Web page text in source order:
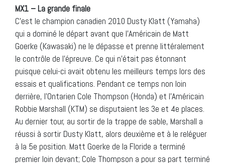
MX1 – La grande finale
C’est le champion canadien 2010 Dusty Klatt (Yamaha)
qui a dominé le départ avant que l’Américain de Matt
Goerke (Kawasaki) ne le dépasse et prenne littéralement
le contrôle de l’épreuve. Ce qui n’était pas étonnant
puisque celui-ci avait obtenu les meilleurs temps lors des
essais et qualifications. Pendant ce temps non loin
derrière, l’Ontarien Cole Thompson (Honda) et l’Américain
Robbie Marshall (KTM) se disputaient les 3e et 4e places.
Au dernier tour, au sortir de la trappe de sable, Marshall a
réussi à sortir Dusty Klatt, alors deuxième et à le reléguer
à la 5e position. Matt Goerke de la Floride a terminé
premier loin devant; Cole Thompson a pour sa part terminé